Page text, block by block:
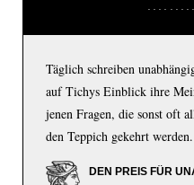
Täglich schreiben
auf Tichys Einblick ihre
jenen Fragen, die sonst oft
den Teppich gekehrt werden.
DEN PREIS FÜR